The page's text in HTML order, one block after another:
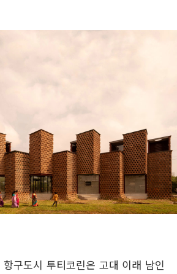
구도시 투티코린은 고대 이래 남인